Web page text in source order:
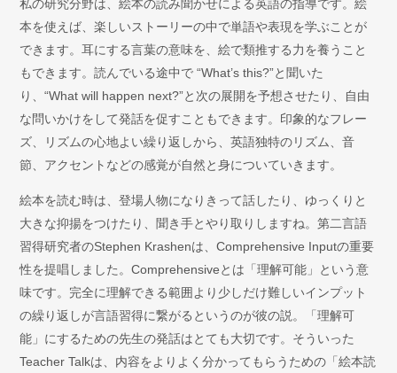
私の研究分野は、絵本の読み聞かせによる英語の指導です。絵
本を使えば、楽しいストーリーの中で単語や表現を学ぶことが
できます。耳にする言葉の意味を、絵で類推する力を養うこと
もできます。読んでいる途中で “What’s this?”と聞いた
り、“What will happen next?”と次の展開を予想させたり、自由
な問いかけをして発話を促すこともできます。印象的なフレー
ズ、リズムの心地よい繰り返しから、英語独特のリズム、音
節、アクセントなどの感覚が自然と身についていきます。
絵本を読む時は、登場人物になりきって話したり、ゆっくりと
大きな抑揚をつけたり、聞き手とやり取りしますね。第二言語
習得研究者のStephen Krashenは、Comprehensive Inputの重要
性を提唱しました。Comprehensiveとは「理解可能」という意
味です。完全に理解できる範囲より少しだけ難しいインプット
の繰り返しが言語習得に繋がるというのが彼の説。「理解可
能」にするための先生の発話はとても大切です。そういった
Teacher Talkは、内容をよりよく分かってもらうための「絵本読